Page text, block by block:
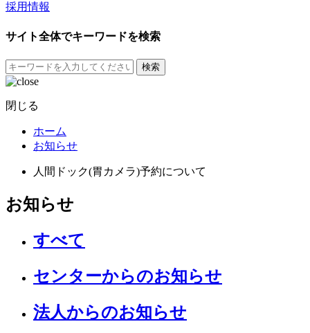
採用情報
サイト全体でキーワードを検索
検索
閉じる
ホーム
お知らせ
人間ドック(胃カメラ)予約について
お知らせ
すべて
センターからのお知らせ
法人からのお知らせ